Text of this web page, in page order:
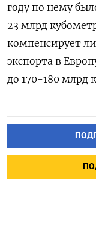
году по нему
23 млрд
компенсирует
экспорта в
до 170-180 млрд